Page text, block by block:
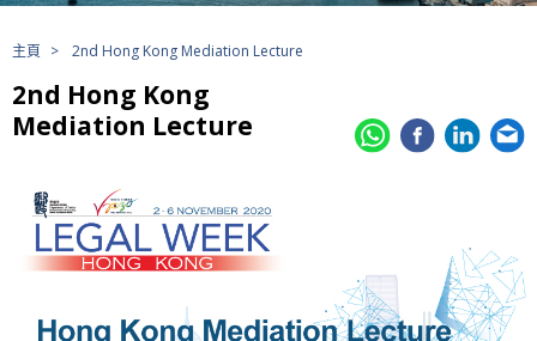
主頁 > 2nd Hong Kong Mediation Lecture
2nd Hong Kong
Mediation Lecture